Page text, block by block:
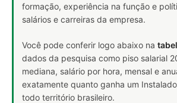
formação, experiência na função e
salários e carreiras da empresa.
Você pode conferir logo abaixo na
dados da pesquisa como piso salarial
mediana, salário por hora, mensal e
exatamente quanto ganha um
todo território brasileiro.